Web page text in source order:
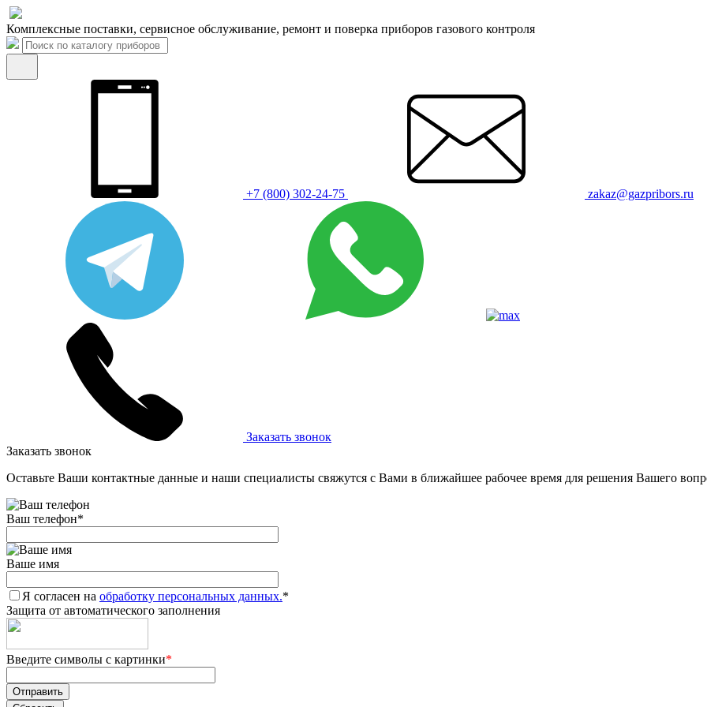
Комплексные поставки, сервисное обслуживание, ремонт и поверка приборов газового контроля
+7 (800) 302-24-75 zakaz@gazpribors.ru
Заказать звонок
Заказать звонок
Оставьте Ваши контактные данные и наши специалисты свяжутся с Вами в ближайшее рабочее время для решения Вашего
Ваш телефон*
Ваше имя
Я согласен на обработку персональных данных.*
Защита от автоматического заполнения
Введите символы с картинки*